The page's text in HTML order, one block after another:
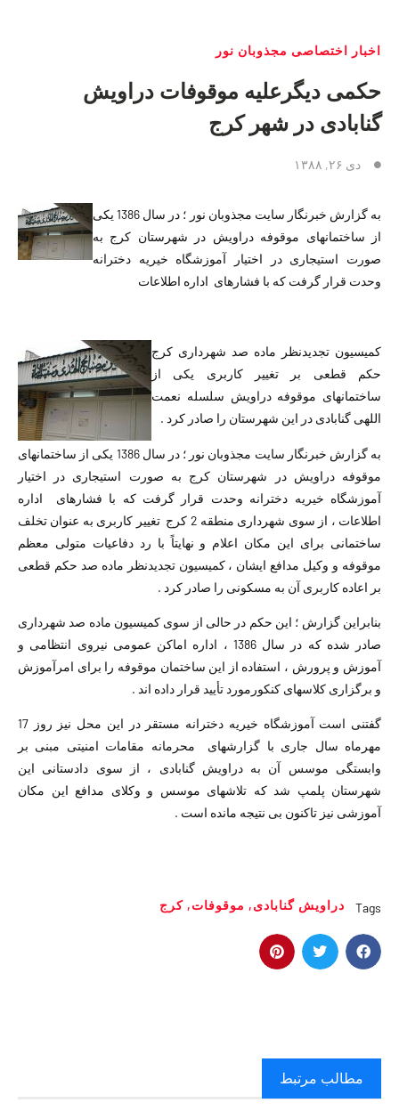
اخبار اختصاصی مجذوبان نور
حکمی دیگرعلیه موقوفات دراویش
گنابادی در شهر کرج
دی ۲۶, ۱۳۸۸
به گزارش خبرنگار سایت مجذوبان نور ؛ در سال 1386 یکی
از ساختمانهای موقوفه دراویش در شهرستان کرج به
صورت استیجاری در اختیار آموزشگاه خیریه دخترانه
وحدت قرار گرفت که با فشارهای اداره اطلاعات
کمیسیون تجدیدنظر ماده صد شهرداری کرج
حکم قطعی بر تغییر کاربری یکی از
ساختمانهای موقوفه دراویش سلسله نعمت
اللهی گنابادی در این شهرستان را صادر کرد .
به گزارش خبرنگار سایت مجذوبان نور ؛ در سال 1386 یکی از ساختمانهای
موقوفه دراویش در شهرستان کرج به صورت استیجاری در اختیار
آموزشگاه خیریه دخترانه وحدت قرار گرفت که با فشارهای اداره
اطلاعات ، از سوی شهرداری منطقه 2 کرج تغییر کاربری به عنوان تخلف
ساختمانی برای این مکان اعلام و نهایتاً با رد دفاعیات متولی معظم
موقوفه و وکیل مدافع ایشان ، کمیسیون تجدیدنظر ماده صد حکم قطعی
بر اعاده کاربری آن به مسکونی را صادر کرد .
بنابراین گزارش ؛ این حکم در حالی از سوی کمیسیون ماده صد شهرداری
صادر شده که در سال 1386 ، اداره اماکن عمومی نیروی انتظامی و
آموزش و پرورش ، استفاده از این ساختمان موقوفه را برای امرآموزش
و برگزاری کلاسهای کنکورمورد تأیید قرار داده اند .
گفتنی است آموزشگاه خیریه دخترانه مستقر در این محل نیز روز 17
مهرماه سال جاری با گزارشهای محرمانه مقامات امنیتی مبنی بر
وابستگی موسس آن به دراویش گنابادی ، از سوی دادستانی این
شهرستان پلمپ شد که تلاشهای موسس و وکلای مدافع این مکان
آموزشی نیز تاکنون بی نتیجه مانده است .
Tags دراویش گنابادی, موقوفات, کرج
مطالب مرتبط